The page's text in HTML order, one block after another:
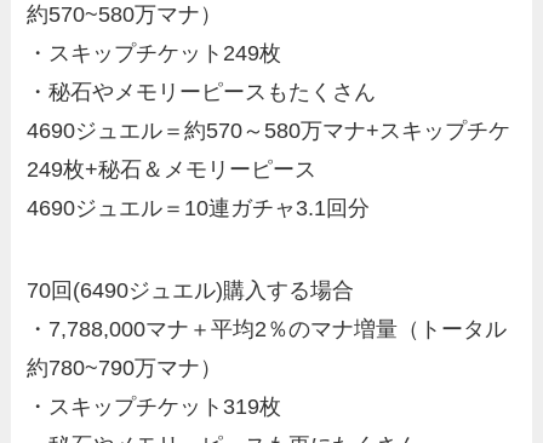
約570~580万マナ）
・スキップチケット249枚
・秘石やメモリーピースもたくさん
4690ジュエル＝約570～580万マナ+スキップチケ
249枚+秘石＆メモリーピース
4690ジュエル＝10連ガチャ3.1回分
70回(6490ジュエル)購入する場合
・ 7,788,000マナ＋平均2％のマナ増量（トータル
約780~790万マナ）
・スキップチケット319枚